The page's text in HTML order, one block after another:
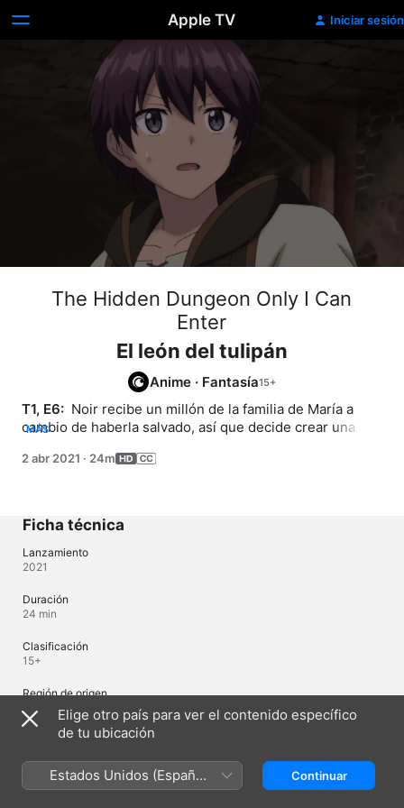
Apple TV Iniciar sesión
The Hidden Dungeon Only I Can
Enter
El león del tulipán
Anime · Fantasía
T1, E6: Noir recibe un millón de la familia de María a
cambio de haberla salvado, así que decide crear una
materiales? En la mazmorra oculta, aunque la criatura
MÁS
2 abr 2021 · 24m
Ficha técnica
Lanzamiento
2021
Duración
24 min
Clasificación
15+
Región de origen
Japón
Idiomas
Audio original
Elige otro país para ver el contenido específico
de tu ubicación
Estados Unidos (Español
México)
Continuar